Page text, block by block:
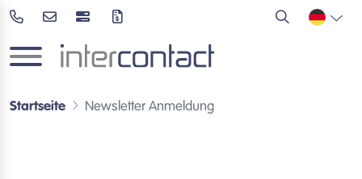
Startseite Newsletter Anmeldung